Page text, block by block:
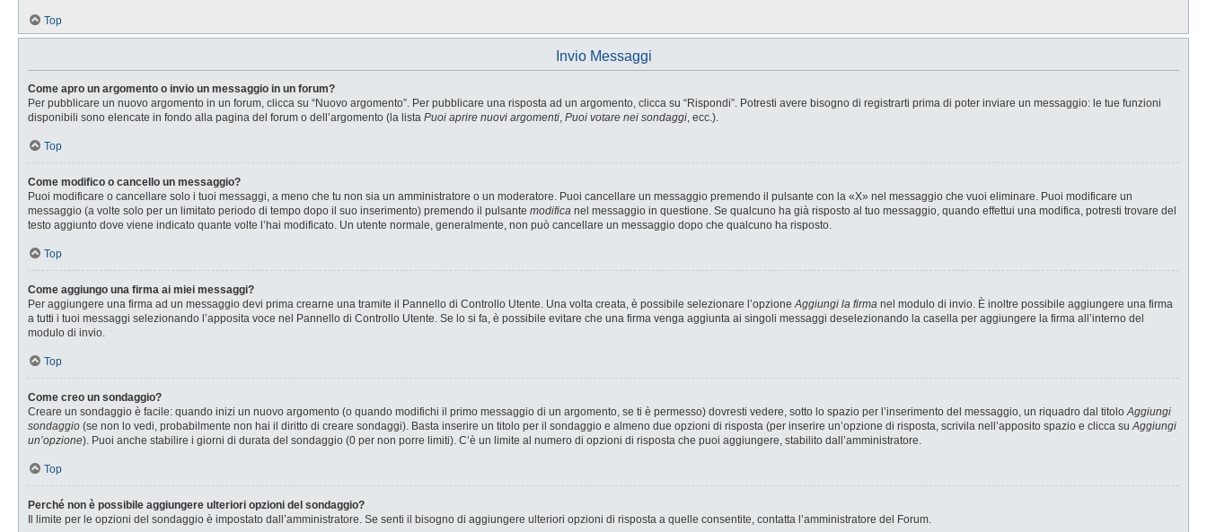
Top
Invio Messaggi
Come apro un argomento o invio un messaggio in un forum?
Per pubblicare un nuovo argomento in un forum, clicca su “Nuovo argomento”. Per pubblicare una risposta ad un argomento, clicca su “Rispondi”. Potresti avere bisogno di registrarti prima di poter inviare un messaggio: le tue funzioni
disponibili sono elencate in fondo alla pagina del forum o dell’argomento (la lista Puoi aprire nuovi argomenti, Puoi votare nei sondaggi, ecc.).
Top
Come modifico o cancello un messaggio?
Puoi modificare o cancellare solo i tuoi messaggi, a meno che tu non sia un amministratore o un moderatore. Puoi cancellare un messaggio premendo il pulsante con la «X» nel messaggio che vuoi eliminare. Puoi modificare un
messaggio (a volte solo per un limitato periodo di tempo dopo il suo inserimento) premendo il pulsante modifica nel messaggio in questione. Se qualcuno ha già risposto al tuo messaggio, quando effettui una modifica, potresti trovare del
testo aggiunto dove viene indicato quante volte l’hai modificato. Un utente normale, generalmente, non può cancellare un messaggio dopo che qualcuno ha risposto.
Top
Come aggiungo una firma ai miei messaggi?
Per aggiungere una firma ad un messaggio devi prima crearne una tramite il Pannello di Controllo Utente. Una volta creata, è possibile selezionare l’opzioneAggiungi la firma nel modulo di invio. È inoltre possibile aggiungere una firma
a tutti i tuoi messaggi selezionando l’apposita voce nel Pannello di Controllo Utente. Se lo si fa, è possibile evitare che una firma venga aggiunta ai singoli messaggi deselezionando la casella per aggiungere la firma all’interno del
modulo di invio.
Top
Come creo un sondaggio?
Creare un sondaggio è facile: quando inizi un nuovo argomento (o quando modifichi il primo messaggio di un argomento, se ti è permesso) dovresti vedere, sotto lo spazio per l’inserimento del messaggio, un riquadro dal titoloAggiungi
sondaggio (se non lo vedi, probabilmente non hai il diritto di creare sondaggi). Basta inserire un titolo per il sondaggio e almeno due opzioni di risposta (per inserire un’opzione di risposta, scrivila nell’apposito spazio e clicca suAggiungi
un’opzione). Puoi anche stabilire i giorni di durata del sondaggio (0 per non porre limiti). C’è un limite al numero di opzioni di risposta che puoi aggiungere, stabilito dall’amministratore.
Top
Perché non è possibile aggiungere ulteriori opzioni del sondaggio?
Il limite per le opzioni del sondaggio è impostato dall’amministratore. Se senti il bisogno di aggiungere ulteriori opzioni di risposta a quelle consentite, contatta l’amministratore del Forum.